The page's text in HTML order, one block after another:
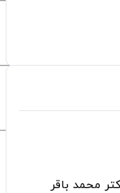
محمد باقر